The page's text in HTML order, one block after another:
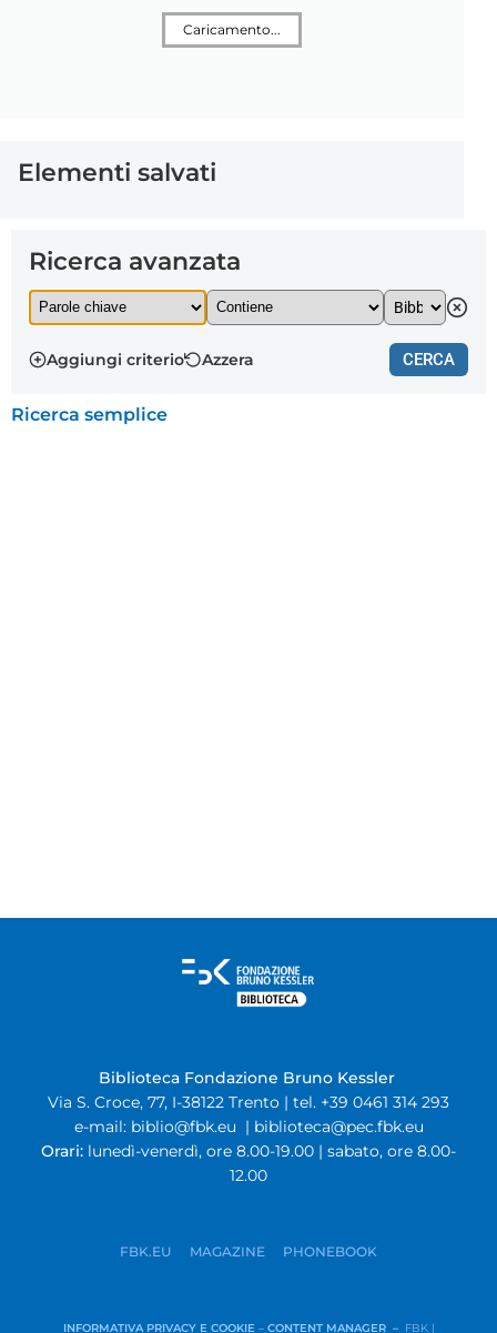
Caricamento...
Elementi salvati
Ricerca avanzata
Aggiungi criterio Azzera CERCA
Ricerca semplice
Biblioteca Fondazione Bruno Kessler
Via S. Croce, 77, I-38122 Trento | tel. +39 0461 314 293
e-mail: biblio@fbk.eu | biblioteca@pec.fbk.eu
Orari: lunedì-venerdì, ore 8.00-19.00 | sabato, ore 8.00-
12.00
FBK.EU MAGAZINE PHONEBOOK
INFORMATIVA PRIVACY E COOKIE – CONTENT MANAGER – FBK |